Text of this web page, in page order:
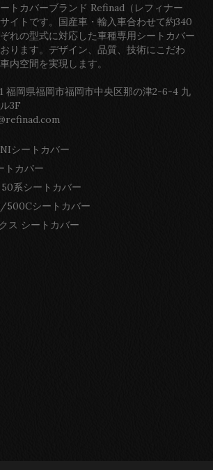
トカバーブランド Refinad（レフィナー
イトです。国産車・輸入車合わせて約340
れの型式に対応した車種専用シートカバー
ります。デザイン、品質、技術にこだわ
内空間を実現します。
福岡県福岡市福岡市中央区那の津2-6-4 九
3F
シートカバー
トカバー
系シートカバー
500Cシートカバー
ス シートカバー